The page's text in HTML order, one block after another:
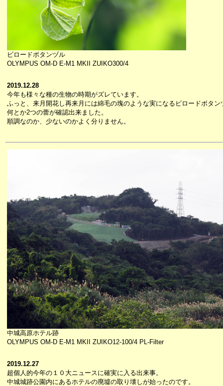
ビロードボタンヅル
OLYMPUS OM-D E-M1 MKII ZUIKO300/4
2019.12.28
今年も様々な種の生物の時期がズレています。
ふっと、来月開花し再来月には綿毛の塊のような実になるビロードボタ
何とか2つの蕾が確認出来ました。
順調なのか、少ないのかよく分りません。
中城高原ホテル跡
OLYMPUS OM-D E-M1 MKII ZUIKO12-100/4 PL-Filter
2019.12.27
超個人的今年の１０大ニュースに確実に入る出来事。
中城城跡公園内にあるホテルの廃墟の取り壊しが始ったのです。